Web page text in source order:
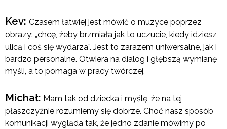
Kev: Czasem łatwiej jest mówić o muzyce poprzez
obrazy: „chcę, żeby brzmiała jak to uczucie, kiedy idziesz
ulicą i coś się wydarza”. Jest to zarazem uniwersalne, jak i
bardzo personalne. Otwiera na dialog i głębszą wymianę
myśli, a to pomaga w pracy twórczej.
Michał: Mam tak od dziecka i myślę, że na tej
płaszczyźnie rozumiemy się dobrze. Choć nasz sposób
komunikacji wygląda tak, że jedno zdanie mówimy po